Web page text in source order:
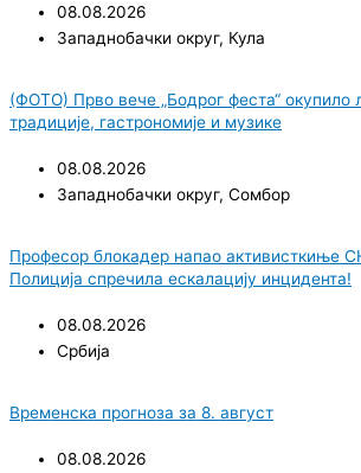
08.08.2026
Западнобачки округ, Кула
(ФОТО) Прво вече „Бодрог феста“
традиције, гастрономије и музике
08.08.2026
Западнобачки округ, Сомбор
Професор блокадер напао активисткиње
Полиција спречила ескалацију инцидента!
08.08.2026
Србија
Временска прогноза за 8. август
08.08.2026